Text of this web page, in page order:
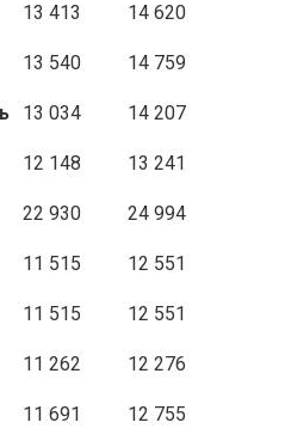
13 413
14 620
13 540 14 759
13 034 14 207
12 148 13 241
22 930
24 994
11 515 12 551
11 515 12 551
11 262 12 276
11 691 12 755